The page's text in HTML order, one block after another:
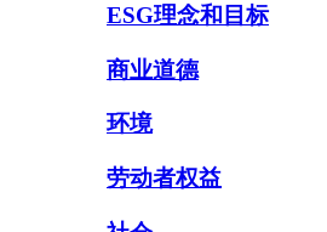
ESG理念和目标
商业道德
环境
劳动者权益